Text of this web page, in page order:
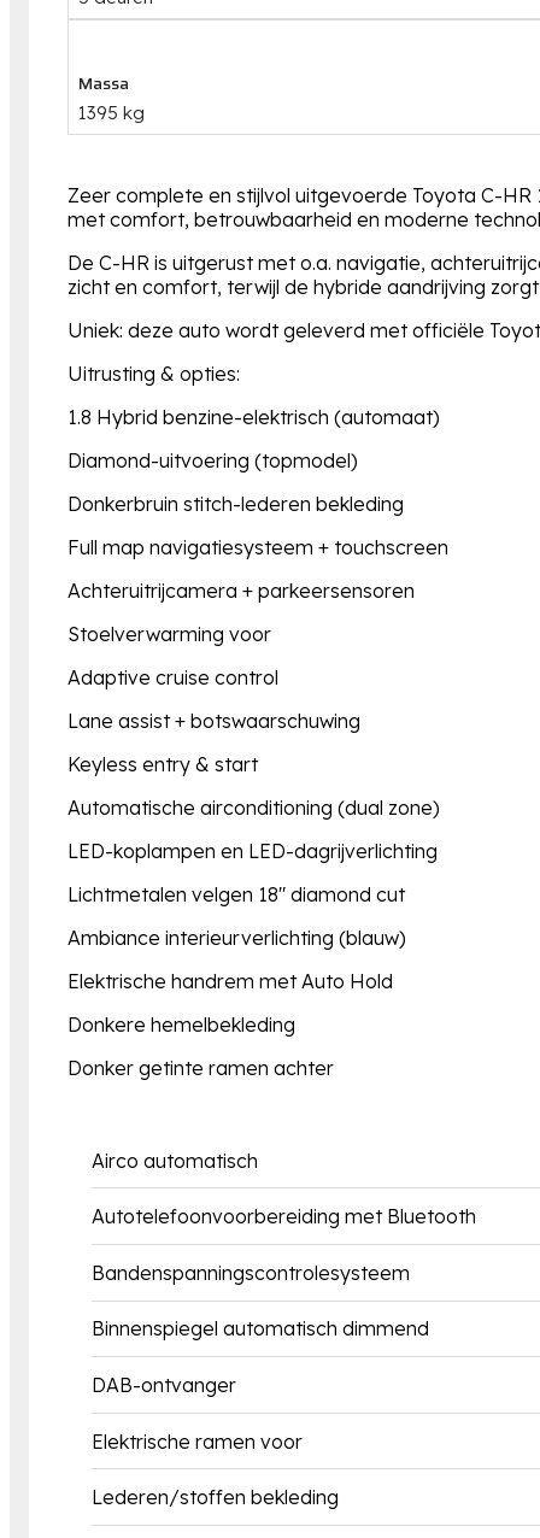
Massa
1395 kg
Zeer complete en stijlvol uitgevoerde Toyota C-
met comfort, betrouwbaarheid en moderne
De C-HR is uitgerust met o.a. navigatie,
zicht en comfort, terwijl de hybride aandrijving
Uniek: deze auto wordt geleverd met officiële
Uitrusting & opties:
1.8 Hybrid benzine-elektrisch (automaat)
Diamond-uitvoering (topmodel)
Donkerbruin stitch-lederen bekleding
Full map navigatiesysteem + touchscreen
Achteruitrijcamera + parkeersensoren
Stoelverwarming voor
Adaptive cruise control
Lane assist + botswaarschuwing
Keyless entry & start
Automatische airconditioning (dual zone)
LED-koplampen en LED-dagrijverlichting
Lichtmetalen velgen 18" diamond cut
Ambiance interieurverlichting (blauw)
Elektrische handrem met Auto Hold
Donkere hemelbekleding
Donker getinte ramen achter
Airco automatisch
Autotelefoonvoorbereiding met Bluetooth
Bandenspanningscontrolesysteem
Binnenspiegel automatisch dimmend
DAB-ontvanger
Elektrische ramen voor
Lederen/stoffen bekleding